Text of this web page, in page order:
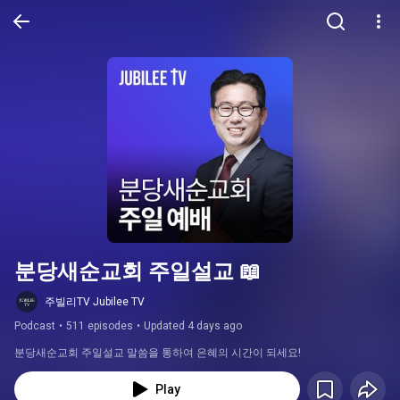
분당새순교회 주일설교 📖
주빌리TV Jubilee TV
Podcast • 511 episodes • Updated 4 days ago
분당새순교회 주일설교 말씀을 통하여 은혜의 시간이 되세요!
Play